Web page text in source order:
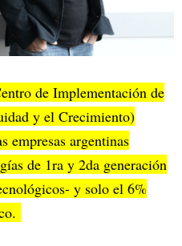
de Implementación de
y el Crecimiento)
empresas argentinas
de 1ra y 2da generación
y solo el 6%